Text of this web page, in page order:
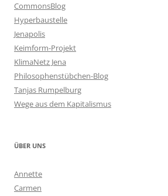
CommonsBlog
Hyperbaustelle
Jenapolis
Keimform-Projekt
KlimaNetz Jena
Philosophenstübchen-Blog
Tanjas Rumpelburg
Wege aus dem Kapitalismus
ÜBER UNS
Annette
Carmen